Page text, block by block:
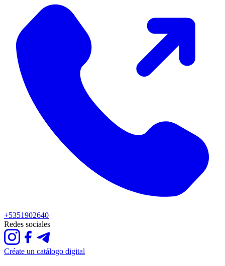
+5351902640
Redes sociales
Créate un catálogo digital